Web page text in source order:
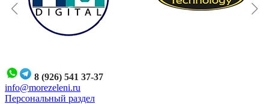
8 (926) 541 37-37
info@morezeleni.ru
Персональный раздел